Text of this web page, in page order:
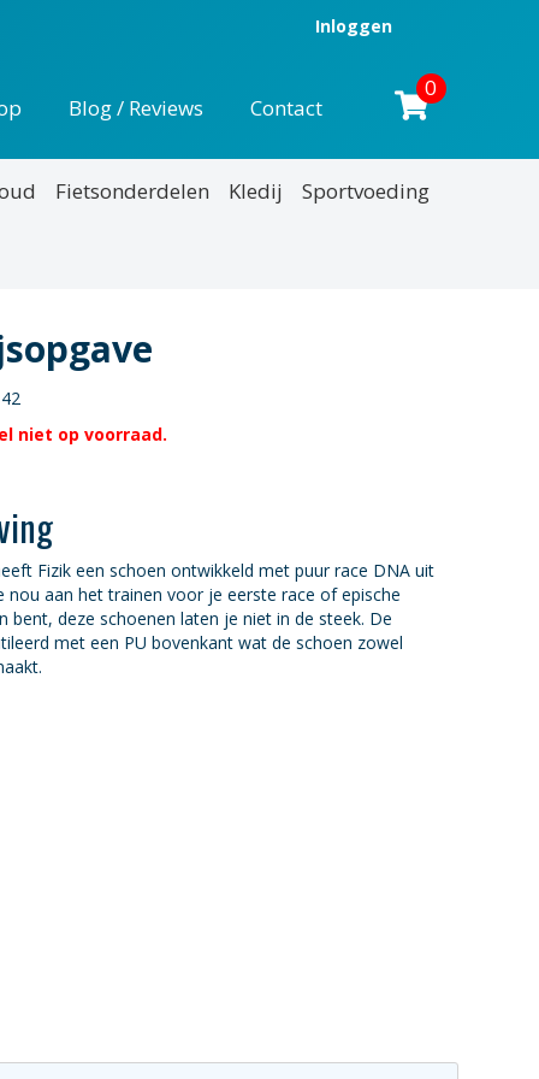
Inloggen
Blog / Reviews Contact
0
Fietsonderdelen Kledij Sportvoeding
niet op voorraad.
Fizik een schoen ontwikkeld met puur race DNA uit
aan het trainen voor je eerste race of epische
bent, deze schoenen laten je niet in de steek. De
met een PU bovenkant wat de schoen zowel